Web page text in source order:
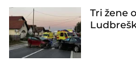
Tri žene